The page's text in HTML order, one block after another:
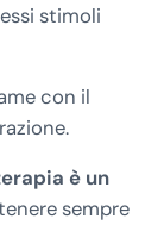
stimoli
con il
è un
sempre